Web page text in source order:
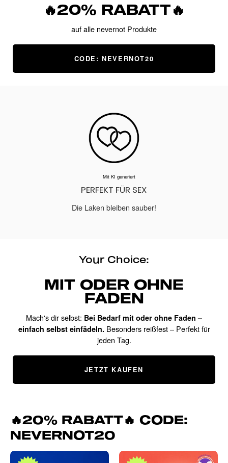
bild
🔥20% RABATT🔥
auf alle nevernot Produkte
CODE: NEVERNOT20
Mit KI generiert
PERFEKT FÜR SEX
Die Laken bleiben sauber!
Your Choice:
MIT ODER OHNE
FADEN
Mach's dir selbst: Bei Bedarf mit oder ohne Faden –
einfach selbst einfädeln. Besonders reißfest – Perfekt für
jeden Tag.
JETZT KAUFEN
🔥20% RABATT🔥 CODE:
NEVERNOT20
Products